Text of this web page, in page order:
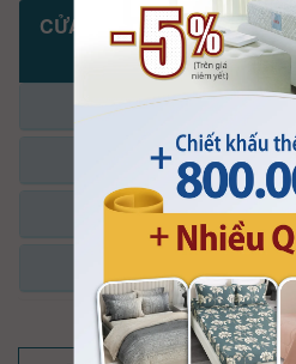
CỬA HÀNG, ĐẠI LÝ
2025-
KHU VỰC
KHU VỰC
KHU VỰC
KHU VỰC